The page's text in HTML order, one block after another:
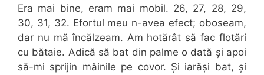
Era mai bine, eram mai mobil. 26, 27, 28, 29,
30, 31, 32. Efortul meu n-avea efect; oboseam,
dar nu mă încălzeam. Am hotărât să fac flotări
cu bătaie. Adică să bat din palme o dată și apoi
să-mi sprijin mâinile pe covor. Și iarăși bat, și